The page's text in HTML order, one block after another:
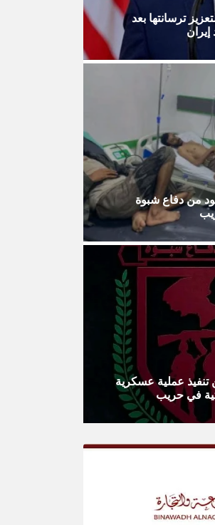
ترسانتها بعد
وإصابة 7 جنود من دفاع شبوة
تنفيذ عملية عسكرية
في حريب